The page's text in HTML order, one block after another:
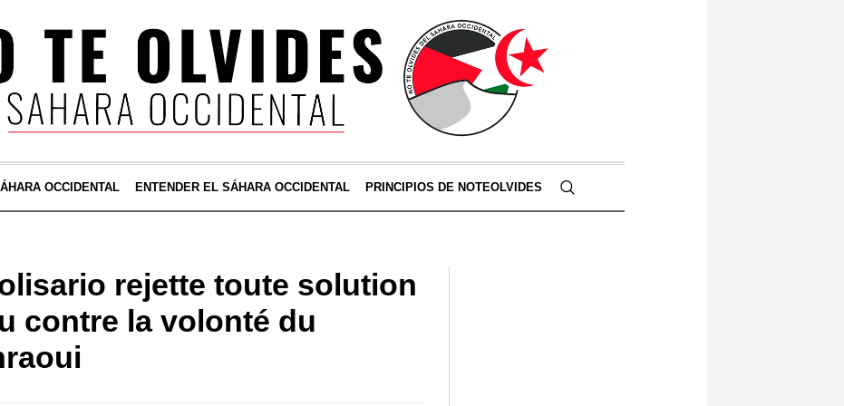
OCCIDENTAL ENTENDER EL SÁHARA OCCIDENTAL PRINCIPIOS DE NOTEOLVIDES
rejette toute solution
contre la volonté du